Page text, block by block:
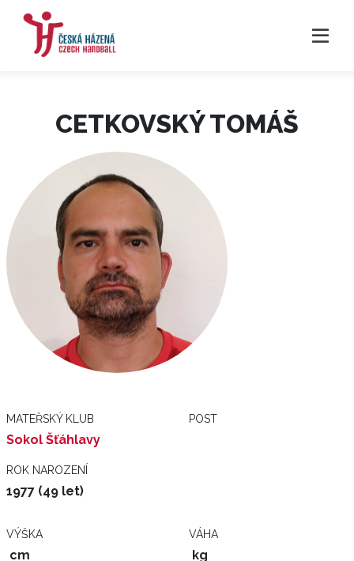
CETKOVSKÝ TOMÁŠ
MATEŘSKÝ KLUB
Sokol Šťáhlavy
POST
ROK NAROZENÍ
1977 (49 let)
VÝŠKA
cm
VÁHA
kg